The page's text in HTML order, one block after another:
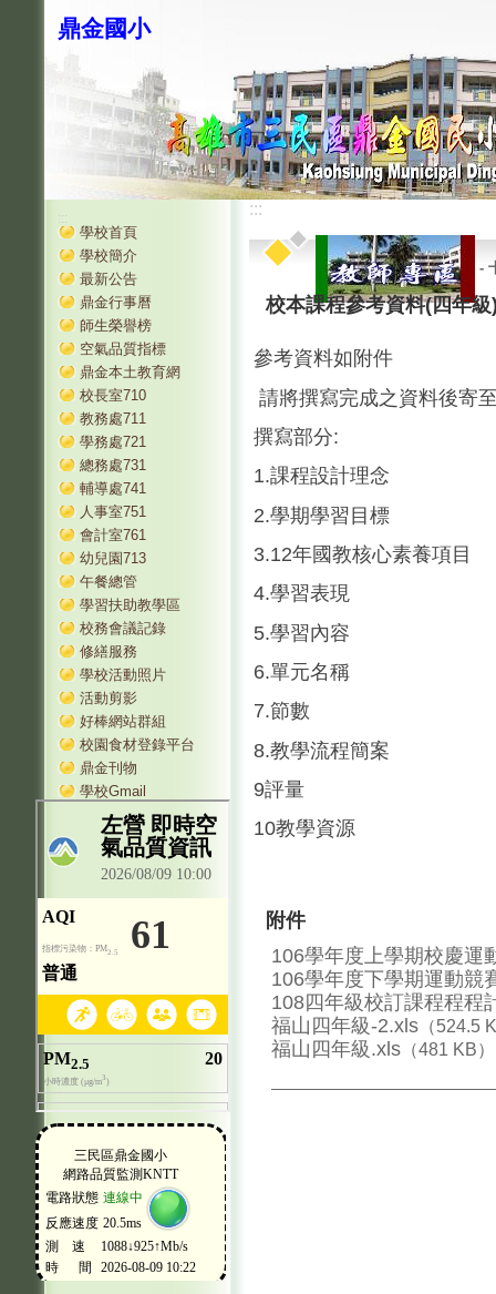
鼎金國小
:::
學校首頁
學校簡介
最新公告
鼎金行事曆
師生榮譽榜
空氣品質指標
鼎金本土教育網
校長室710
教務處711
學務處721
總務處731
輔導處741
人事室751
會計室761
幼兒園713
午餐總管
學習扶助教學區
校務會議記錄
修繕服務
學校活動照片
活動剪影
好棒網站群組
校園食材登錄平台
鼎金刊物
學校Gmail
:::
-
校本課程參考資料(四年級
參考資料如附件
請將撰寫完成之資料後寄
撰寫部分:
1.課程設計理念
2.學期學習目標
3.12年國教核心素養項目
4.學習表現
5.學習內容
6.單元名稱
7.節數
8.教學流程簡案
9評量
10教學資源
附件
106學年度上學期校慶運
106學年度下學期運動競
108四年級校訂課程程程
福山四年級-2.xls （524.5
福山四年級.xls （481 KB）